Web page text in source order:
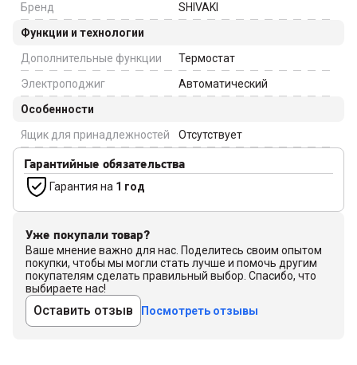
Бренд
SHIVAKI
Функции и технологии
Дополнительные функции
Термостат
Электроподжиг
Автоматический
Особенности
Ящик для принадлежностей
Отсутствует
Гарантийные обязательства
Гарантия на 1 год
Уже покупали товар?
Ваше мнение важно для нас. Поделитесь своим опытом
покупки, чтобы мы могли стать лучше и помочь другим
покупателям сделать правильный выбор. Спасибо, что
выбираете нас!
Оставить отзыв Посмотреть отзывы